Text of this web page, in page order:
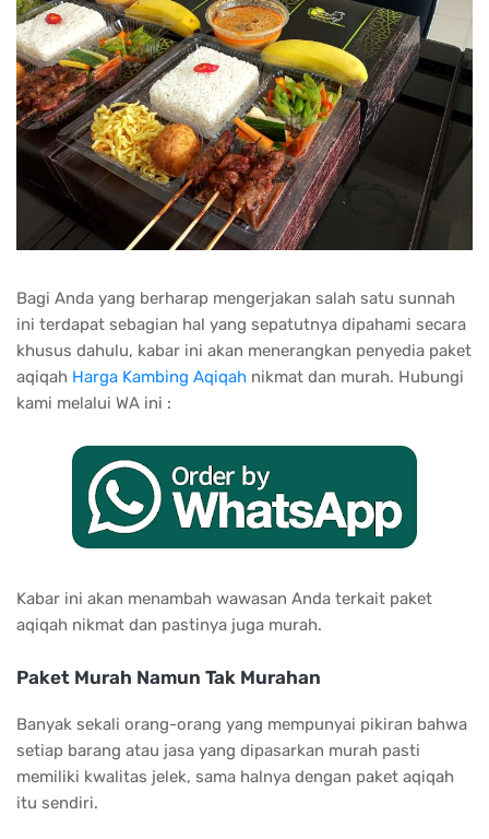
Bagi Anda yang berharap mengerjakan salah satu sunnah
ini terdapat sebagian hal yang sepatutnya dipahami secara
khusus dahulu, kabar ini akan menerangkan penyedia paket
aqiqah Harga Kambing Aqiqah nikmat dan murah. Hubungi
kami melalui WA ini :
Kabar ini akan menambah wawasan Anda terkait paket
aqiqah nikmat dan pastinya juga murah.
Paket Murah Namun Tak Murahan
Banyak sekali orang-orang yang mempunyai pikiran bahwa
setiap barang atau jasa yang dipasarkan murah pasti
memiliki kwalitas jelek, sama halnya dengan paket aqiqah
itu sendiri.